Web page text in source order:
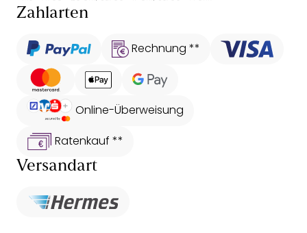
Zahlarten
Rechnung **
Online-Überweisung
Ratenkauf **
Versandart